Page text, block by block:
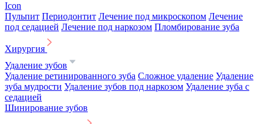
Icon
Пульпит Периодонтит Лечение под микроскопом Лечение
под седацией Лечение под наркозом Пломбирование зуба
Хирургия
Удаление зубов
Удаление ретинированного зуба Сложное удаление Удаление
зуба мудрости Удаление зубов под наркозом Удаление зуба с
седацией
Шинирование зубов